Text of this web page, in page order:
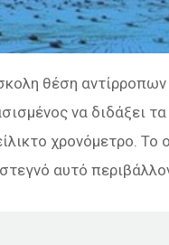
θέση
να διδάξει
χρονόμετρο.
αυτό